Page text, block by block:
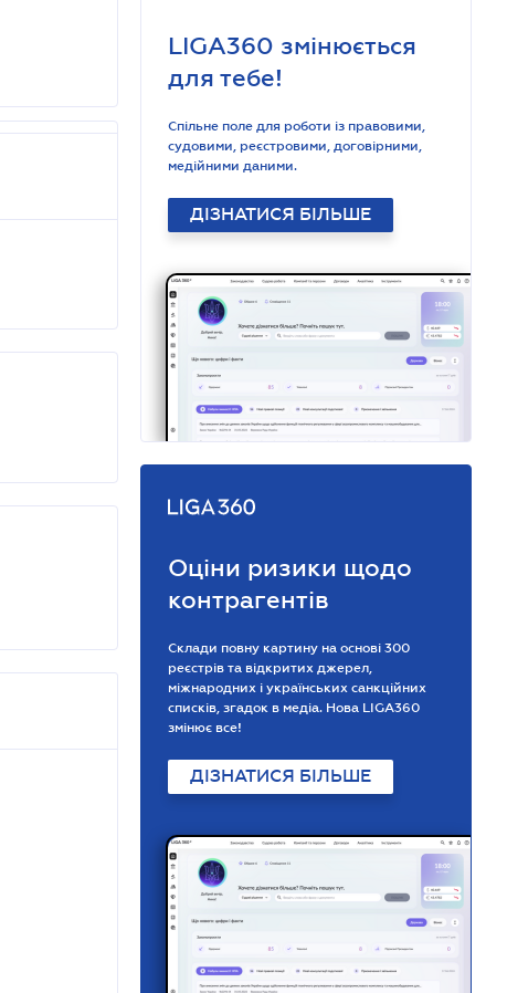
LIGA360 змінюється
для тебе!
Спільне поле для роботи із правовими,
судовими, реєстровими, договірними,
медійними даними.
ДІЗНАТИСЯ БІЛЬШЕ
Оціни ризики щодо
контрагентів
Склади повну картину на основі 300
реєстрів та відкритих джерел,
міжнародних і українських санкційних
списків, згадок в медіа. Нова LIGA360
змінює все!
ДІЗНАТИСЯ БІЛЬШЕ